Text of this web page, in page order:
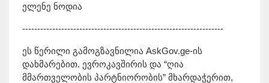
ელენე ნოდია
-------------------------------------------------------------------
ეს წერილი გამოგზავნილია AskGov.ge-ის
დახმარებით. ევროკავშირის და “ღია
მმართველობის პარტნიორობის” მხარდაჭერით,